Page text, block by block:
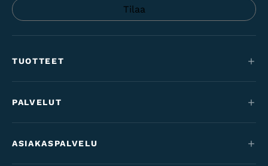
TUOTTEET
Maantie & gravel
Lastenpyörät
PALVELUT
ASIAKASPALVELU